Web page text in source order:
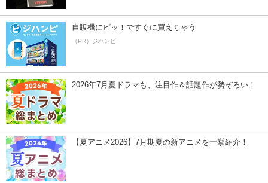
自販機にピッ！ですぐに買えちゃう
（PR）ジハンピ
2026年7月夏ドラマも、注目作＆話題作が勢ぞろい！
【夏アニメ2026】7月期夏の新アニメを一挙紹介！